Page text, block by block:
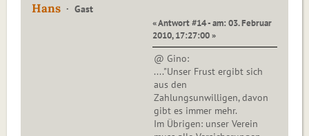
Hans Gast
« Antwort #14 - am: 03. Februar
2010, 17:27:00 »
@ Gino:
...."Unser Frust ergibt sich
aus den
Zahlungsunwilligen, davon
gibt es immer mehr.
Im Übrigen: unser Verein